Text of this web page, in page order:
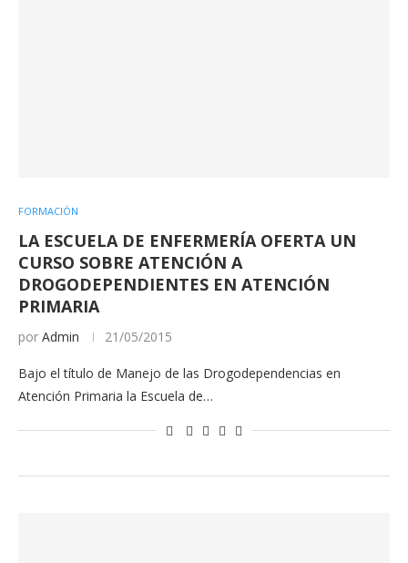
FORMACIÓN
LA ESCUELA DE ENFERMERÍA OFERTA UN
CURSO SOBRE ATENCIÓN A
DROGODEPENDIENTES EN ATENCIÓN
PRIMARIA
por Admin 21/05/2015
Bajo el título de Manejo de las Drogodependencias en
Atención Primaria la Escuela de…